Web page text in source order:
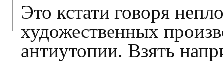
Это кстати говоря
художественных
антиутопии. Взять